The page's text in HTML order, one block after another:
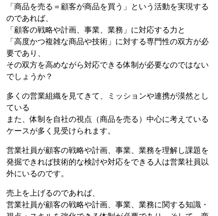
「商品を売る＝顧客が商品を買う」という活動を実現する
のであれば、
「顧客の戦略や計画、事業、業務」に対応する力と
「高度かつ複雑な商品や技術」に対する専門性の双方が必
要であり、
その双方を高めながら対応できる体制が必要なのではない
でしょうか？
多くの営業組織を見てきて、ミッションや連携が漠然とし
ている
また、体制を自社の視点（商品を売る）中心に考えている
ケースが多く見受けられます。
営業社員が顧客の戦略や計画、事業、業務を理解し課題を
発掘できれば技術的な検討や対応をできる人は営業社員以
外にいるのです。
売上を上げるのであれば、
営業社員が顧客の戦略や計画、事業、業務に関する知識・